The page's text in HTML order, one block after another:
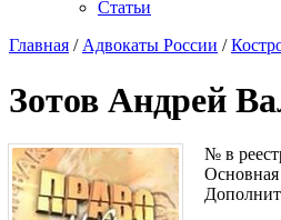
Статьи
Главная / Адвокаты России /
Зотов Андрей
№ в
Основная